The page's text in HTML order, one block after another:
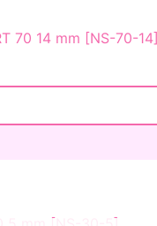
70 14 mm [NS-70-14]